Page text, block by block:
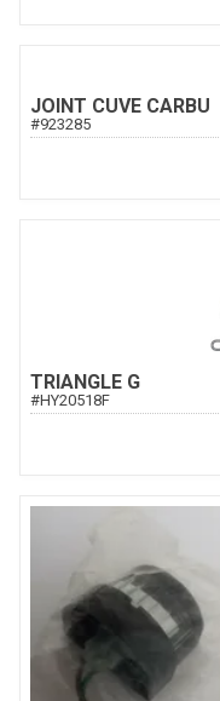
JOINT CUVE CARBU
#923285
TRIANGLE G
#HY20518F